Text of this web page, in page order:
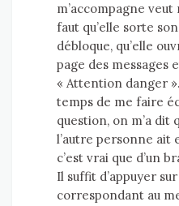
m’accompagne
faut qu’elle sorte
débloque, qu’elle
page des messages
« Attention danger
temps de me faire
question, on m’a dit
l’autre personne ait
c’est vrai que d’un
Il suffit d’appuyer
correspondant au